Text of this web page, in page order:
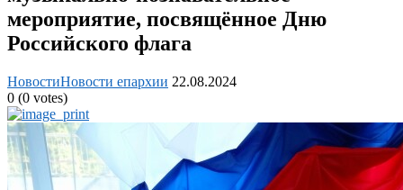
мероприятие, посвящённое Дню
Российского флага
НовостиНовости епархии 22.08.2024
0 (0 votes)